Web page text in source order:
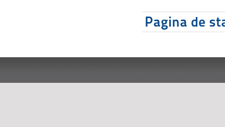
Pagina de